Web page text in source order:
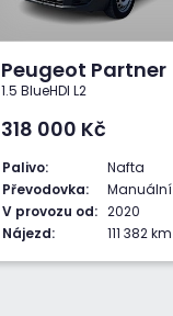
Peugeot Partner
1.5 BlueHDI L2
318 000 Kč
Palivo:
Nafta
Převodovka:
Manuální
V provozu od: 2020
Nájezd:
111 382 km